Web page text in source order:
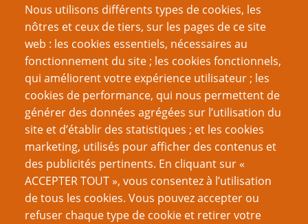
: la page est presque remplie par une illustration de Phil
Foglio représentant une sorte de forum des
associations… Après moult hésitation, je choisis
of morons(non, je n’ai pas oublié une lettre !).
Résultat :
Un assistant amène les PJ à se rendre à la station
scientifique pour aller y chercher des écureuils vampires.
Motivés par l’adrénaline, les PJ seront gênés par le
responsable du département d’ingénierie dans des cours
de haut niveau pour étudiants de deuxième année. Un
élément majeur du scénario sera l’église des crétins.
Nous utilisons différents types de cookies, les
nôtres et ceux de tiers, sur les pages de ce site
web : les cookies essentiels, nécessaires au
fonctionnement du site ; les cookies fonctionnels,
qui améliorent votre expérience utilisateur ; les
cookies de performance, qui nous permettent de
générer des données agrégées sur l’utilisation du
site et d’établir des statistiques ; et les cookies
marketing, utilisés pour afficher des contenus et
des publicités pertinents. En cliquant sur «
ACCEPTER TOUT », vous consentez à l’utilisation
de tous les cookies. Vous pouvez accepter ou
refuser chaque type de cookie et retirer votre